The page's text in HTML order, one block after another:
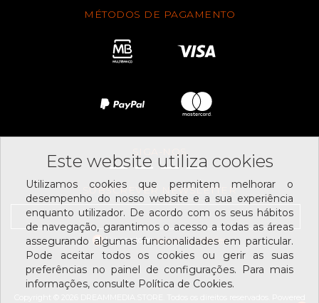
MÉTODOS DE PAGAMENTO
SIGA-NOS
SUBSCREVER NEWSLETTER
Li e aceito ostermos e condições
Este website utiliza cookies
Utilizamos cookies que permitem melhorar o
desempenho do nosso website e a sua experiência
enquanto utilizador. De acordo com os seus hábitos
de navegação, garantimos o acesso a todas as áreas
assegurando algumas funcionalidades em particular.
Pode aceitar todos os cookies ou gerir as suas
preferências no painel de configurações. Para mais
informações, consulte Política de Cookies.